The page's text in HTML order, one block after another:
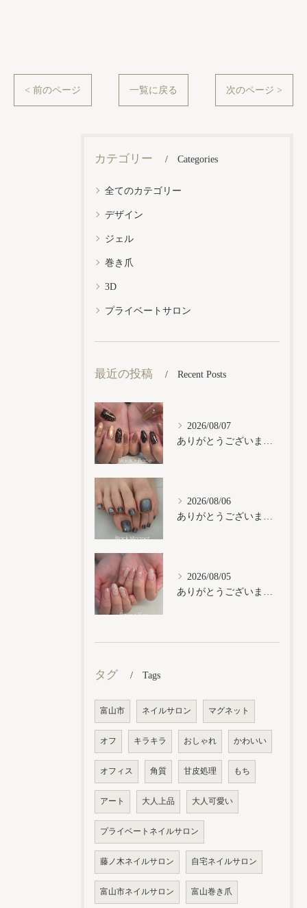
< 前のページ 一覧に戻る 次のページ >
カテゴリー Categories
全てのカテゴリー
デザイン
ジェル
巻き爪
3D
プライベートサロン
最近の投稿 Recent Posts
2026/08/07
ありがとうございます𓂃𓈒𓏸︎︎︎︎
2026/08/06
ありがとうございます𓂃𓈒𓏸︎︎︎︎
2026/08/05
ありがとうございます𓂃𓈒𓏸︎︎︎︎
タグ Tags
富山市 ネイルサロン マグネット
オフ キラキラ おしゃれ かわいい
オフィス 角質 甘皮処理 もち
アート 大人上品 大人可愛い
プライベートネイルサロン
藤ノ木ネイルサロン 自宅ネイルサロン
富山市ネイルサロン 富山巻き爪